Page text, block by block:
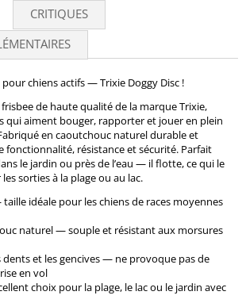
CRITIQUES
chiens actifs — Trixie Doggy Disc !
frisbee de haute qualité de la marque Trixie,
qui aiment bouger, rapporter et jouer en plein
en caoutchouc naturel durable et
fonctionnalité, résistance et sécurité. Parfait
le jardin ou près de l’eau — il flotte, ce qui le
sorties à la plage ou au lac.
idéale pour les chiens de races moyennes
naturel — souple et résistant aux morsures
dents et les gencives — ne provoque pas de
en vol
choix pour la plage, le lac ou le jardin avec